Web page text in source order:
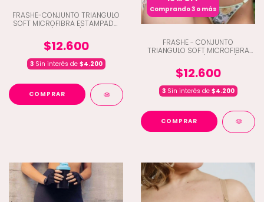
FRASHE-CONJUNTO TRIANGULO
SOFT MICROFIBRA ESTAMPADO
$12.600
3Sin interés de $4.200
COMPRAR
Comprando 3 o más
FRASHE - CONJUNTO
TRIANGULO SOFT MICROFIBRA
$12.600
3Sin interés de $4.200
COMPRAR